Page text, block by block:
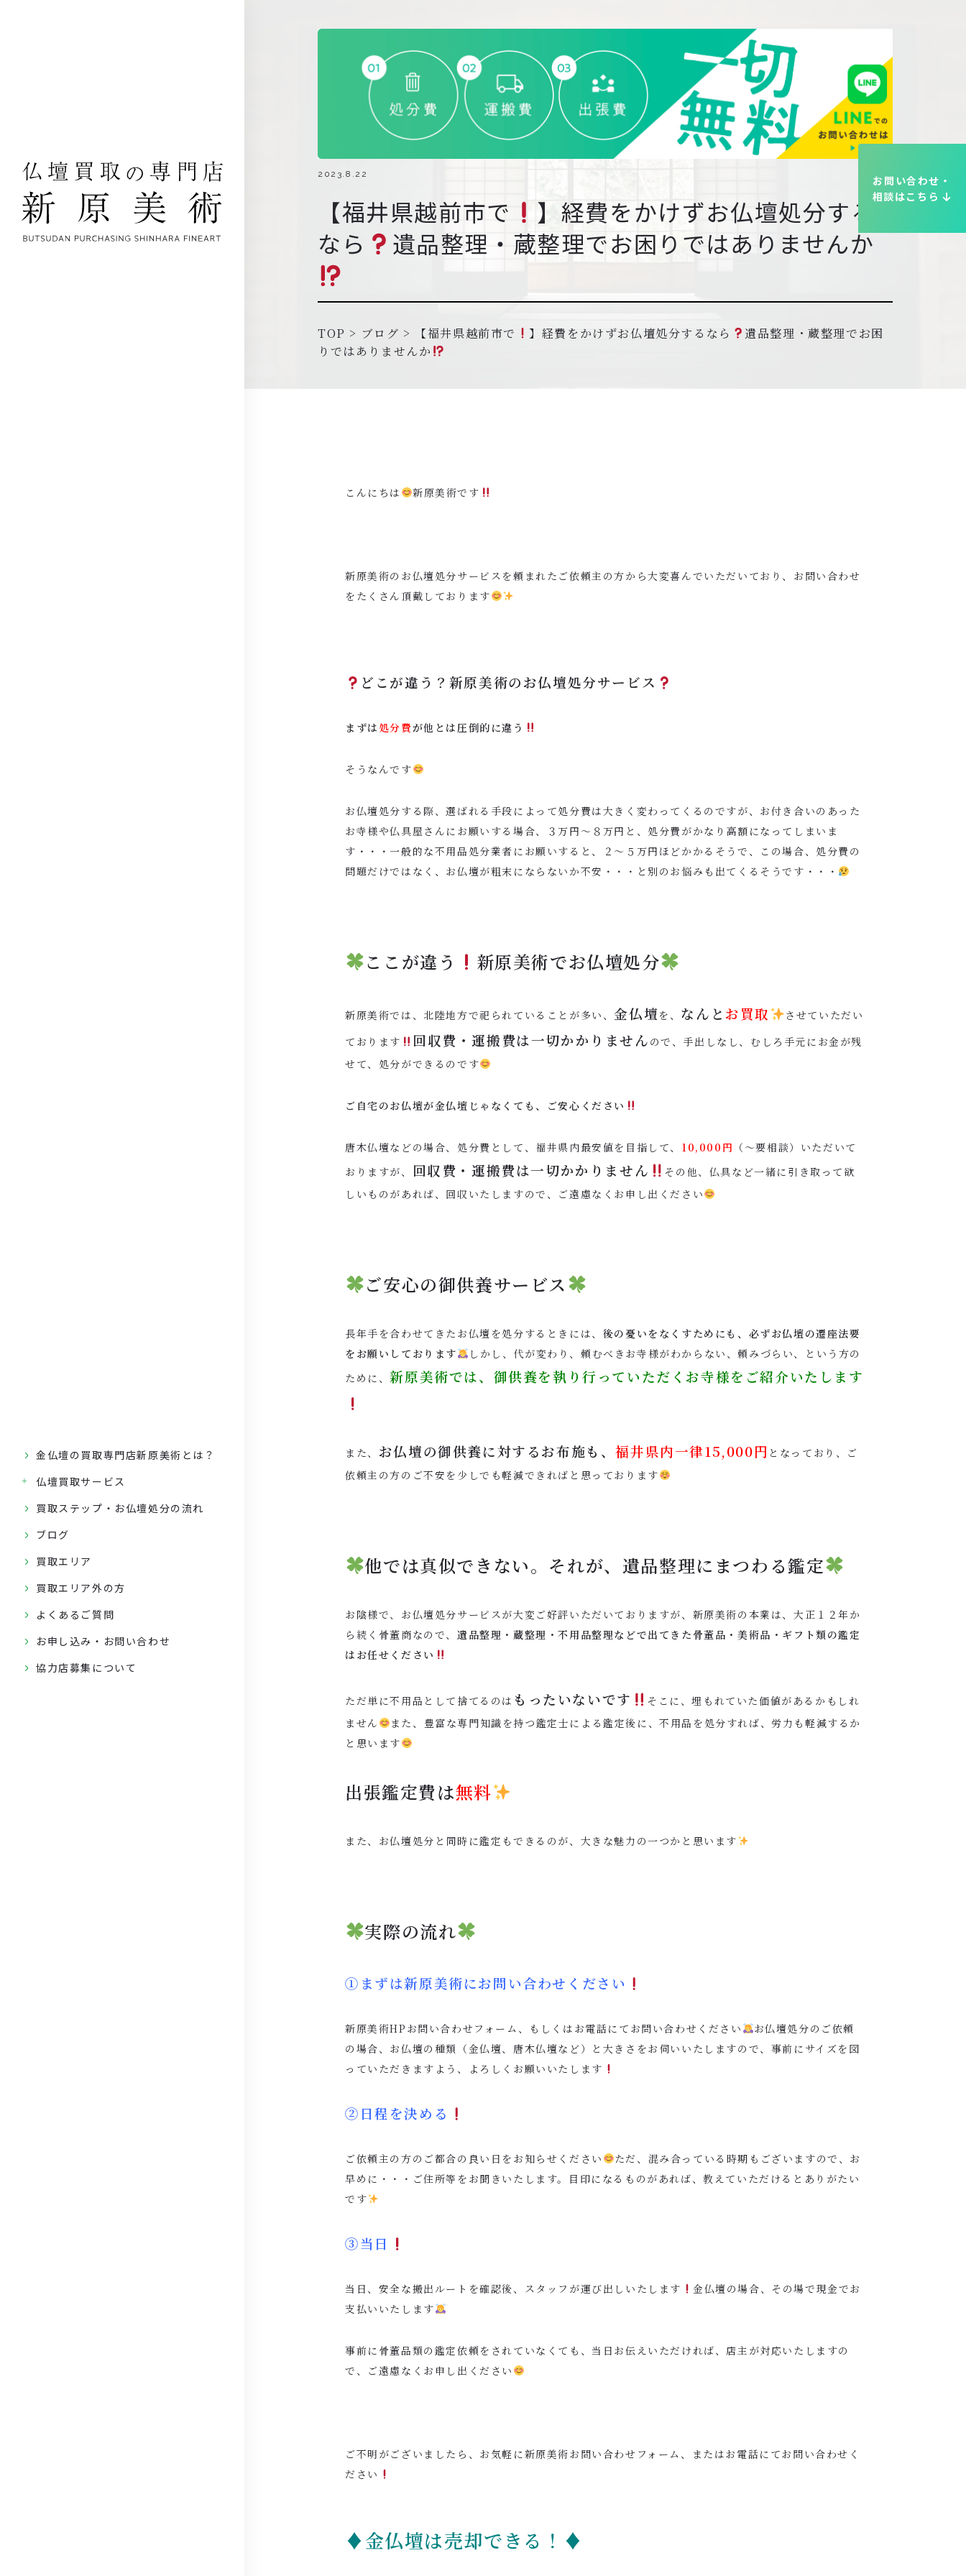
金仏壇の買取専門店新原美術とは？
仏壇買取サービス
買取ステップ・お仏壇処分の流れ
ブログ
買取エリア
買取エリア外の方
よくあるご質問
お申し込み・お問い合わせ
協力店募集について
2023.8.22
【福井県越前市で
】経費をかけずお仏壇処分する
なら
遺品整理・蔵整理でお困りではありませんか
TOP > ブログ > 【福井県越前市で 】経費をかけずお仏壇処分するなら
遺品整理・蔵整理でお困
りではありませんか
こんにちは 新原美術です
新原美術のお仏壇処分サービスを頼まれたご依頼主の方から大変喜んでいただいており、お問い合わせ
をたくさん頂戴しております
どこが違う？新原美術のお仏壇処分サービス
まずは処分費が他とは圧倒的に違う
そうなんです
お仏壇処分する際、選ばれる手段によって処分費は大きく変わってくるのですが、お付き合いのあった
お寺様や仏具屋さんにお願いする場合、３万円〜８万円と、処分費がかなり高額になってしまいま
す・・・一般的な不用品処分業者にお願いすると、２〜５万円ほどかかるそうで、この場合、処分費の
問題だけではなく、お仏壇が粗末にならないか不安・・・と別のお悩みも出てくるそうです・・・
ここが違う 新原美術でお仏壇処分
新原美術では、北陸地方で祀られていることが多い、金仏壇 を、 なんと お買取
させていただい
ております
回収費・運搬費は一切かかりません ので、手出しなし、むしろ手元にお金が残
せて、処分ができるのです
ご自宅のお仏壇が金仏壇じゃなくても、ご安心ください
唐木仏壇などの場合、処分費として、福井県内最安値を目指して、 10,000円 （〜要相談）いただいて
おりますが、
回収費・運搬費は一切かかりません
その他、仏具など一緒に引き取って欲
しいものがあれば、回収いたしますので、ご遠慮なくお申し出ください
ご安心の御供養サービス
長年手を合わせてきたお仏壇を処分するときには、 後の憂いをなくすためにも、必ずお仏壇の遷座法要
をお願いしております
しかし、代が変わり、頼むべきお寺様がわからない、頼みづらい、という方の
ために、新原美術では、御供養を執り行っていただくお寺様をご紹介いたします
また、 お仏壇の御供養に対するお布施も、福井県内一律15,000円 となっており、ご
依頼主の方のご不安を少しでも軽減できればと思っております
他では真似できない。それが、遺品整理にまつわる鑑定
お陰様で、お仏壇処分サービスが大変ご好評いただいておりますが、新原美術の本業は、大正１２年か
ら続く骨董商なので、 遺品整理・蔵整理・不用品整理などで出てきた骨董品・美術品・ギフト類の鑑定
はお任せください
ただ単に不用品として捨てるのは もったいないです
そこに、埋もれていた価値があるかもしれ
ません
また、豊富な専門知識を持つ鑑定士による鑑定後に、不用品を処分すれば、労力も軽減するか
と思います
出張鑑定費は無料
また、お仏壇処分と同時に鑑定もできるのが、大きな魅力の一つかと思います
実際の流れ
①まずは新原美術にお問い合わせください
新原美術HPお問い合わせフォーム、もしくはお電話にてお問い合わせください
お仏壇処分のご依頼
の場合、お仏壇の種類（金仏壇、唐木仏壇など）と大きさをお伺いいたしますので、事前にサイズを図
っていただきますよう、よろしくお願いいたします
②日程を決める
ご依頼主の方のご都合の良い日をお知らせください
ただ、混み合っている時期もございますので、お
早めに・・・ご住所等をお聞きいたします。目印になるものがあれば、教えていただけるとありがたい
です
③当日
当日、安全な搬出ルートを確認後、スタッフが運び出しいたします
金仏壇の場合、その場で現金でお
支払いいたします
事前に骨董品類の鑑定依頼をされていなくても、当日お伝えいただければ、店主が対応いたしますの
で、ご遠慮なくお申し出ください
ご不明がございましたら、お気軽に新原美術お問い合わせフォーム、またはお電話にてお問い合わせく
ださい
♦金仏壇は売却できる！♦
お問い合わせ・
相談はこちら